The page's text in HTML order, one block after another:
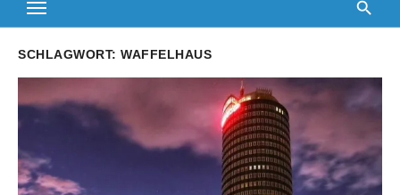
SCHLAGWORT: WAFFELHAUS